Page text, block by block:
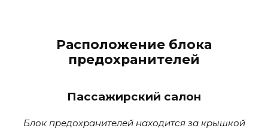
Расположение блока
предохранителей
Пассажирский салон
Блок предохранителей находится за крышкой